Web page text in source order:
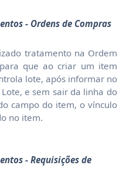
- Ordens de Compras
tratamento na Ordem
que ao criar um item
lote, após informar no
e sem sair da linha do
campo do item, o vínculo
no item.
- Requisições de